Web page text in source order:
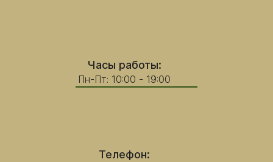
Часы работы:
Пн-Пт: 10:00 - 19:00
Телефон: